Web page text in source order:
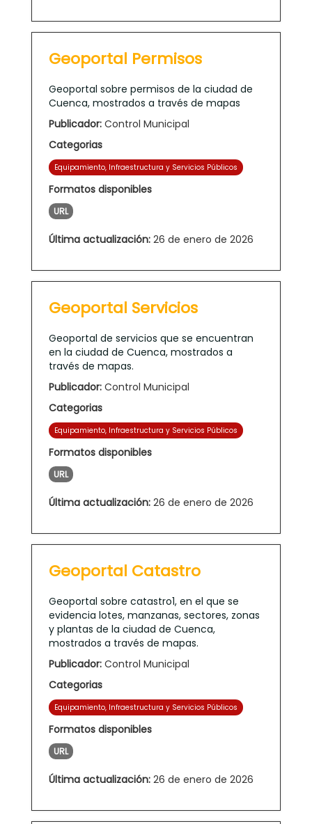
Geoportal Permisos
Geoportal sobre permisos de la ciudad de
Cuenca, mostrados a través de mapas
Publicador: Control Municipal
Categorias
Equipamiento, Infraestructura y Servicios Públicos
Formatos disponibles
URL
Última actualización: 26 de enero de 2026
Geoportal Servicios
Geoportal de servicios que se encuentran
en la ciudad de Cuenca, mostrados a
través de mapas.
Publicador: Control Municipal
Categorias
Equipamiento, Infraestructura y Servicios Públicos
Formatos disponibles
URL
Última actualización: 26 de enero de 2026
Geoportal Catastro
Geoportal sobre catastro1, en el que se
evidencia lotes, manzanas, sectores, zonas
y plantas de la ciudad de Cuenca,
mostrados a través de mapas.
Publicador: Control Municipal
Categorias
Equipamiento, Infraestructura y Servicios Públicos
Formatos disponibles
URL
Última actualización: 26 de enero de 2026